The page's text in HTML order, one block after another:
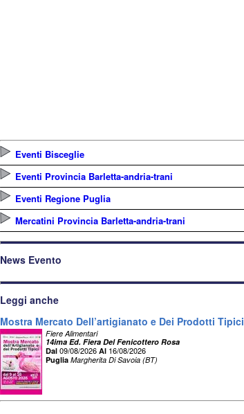
Eventi Bisceglie
Eventi Provincia Barletta-andria-trani
Eventi Regione Puglia
Mercatini Provincia Barletta-andria-trani
News Evento
Leggi anche
Mostra Mercato Dell’artigianato e Dei Prodotti Tipici
Fiere Alimentari
14ima Ed. Fiera Del Fenicottero Rosa
Dal 09/08/2026 Al 16/08/2026
Puglia Margherita Di Savoia (BT)